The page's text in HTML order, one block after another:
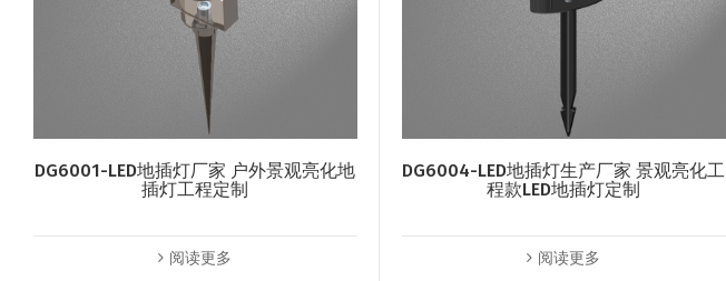
DG6001-LED地插灯厂家 户外景观亮化地
插灯工程定制
阅读更多
DG6004-LED地插灯生产厂家 景观亮化工
程款LED地插灯定制
阅读更多